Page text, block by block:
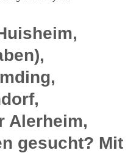
Alerheim,
gesucht? Mit